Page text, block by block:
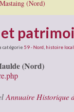
(Nord)
catégorie 59 - Nord histoire
(Nord)
Annuaire Historique